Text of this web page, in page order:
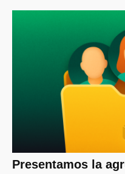
Presentamos la